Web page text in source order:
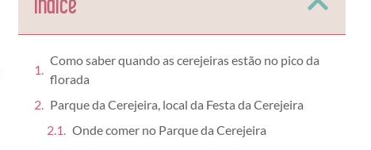
Como saber quando as cerejeiras estão no pico da
florada
Parque da Cerejeira, local da Festa da Cerejeira
Onde comer no Parque da Cerejeira